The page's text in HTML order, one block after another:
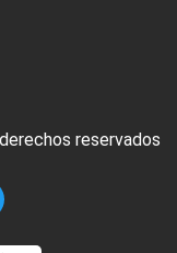
reservados